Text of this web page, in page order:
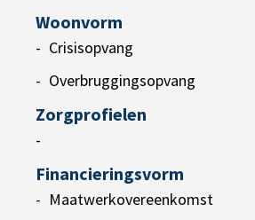
Woonvorm
Crisisopvang
Overbruggingsopvang
Zorgprofielen
-
Financieringsvorm
Maatwerkovereenkomst